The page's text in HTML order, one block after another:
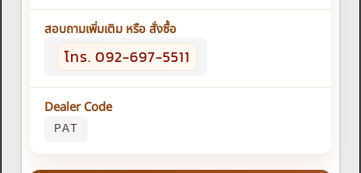
สอบถามเพิ่มเติม หรือ สั่งซื้อ
โทร. 092-697-5511
Dealer Code
PAT